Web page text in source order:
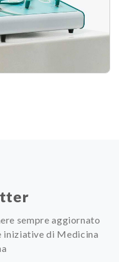
sempre aggiornato
iniziative di Medicina